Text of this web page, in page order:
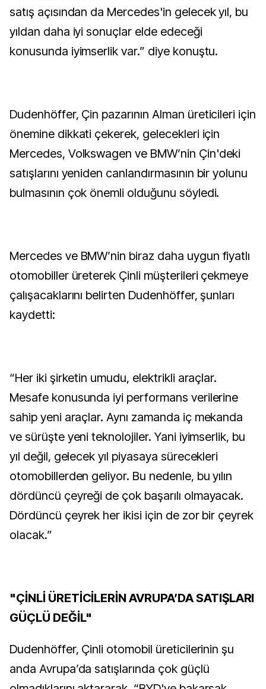
satış açısından da Mercedes'in gelecek yıl, bu
yıldan daha iyi sonuçlar elde edeceği
konusunda iyimserlik var.” diye konuştu.
Dudenhöffer, Çin pazarının Alman üreticileri için
önemine dikkati çekerek, gelecekleri için
Mercedes, Volkswagen ve BMW’nin Çin'deki
satışlarını yeniden canlandırmasının bir yolunu
bulmasının çok önemli olduğunu söyledi.
Mercedes ve BMW’nin biraz daha uygun fiyatlı
otomobiller üreterek Çinli müşterileri çekmeye
çalışacaklarını belirten Dudenhöffer, şunları
kaydetti:
“Her iki şirketin umudu, elektrikli araçlar.
Mesafe konusunda iyi performans verilerine
sahip yeni araçlar. Aynı zamanda iç mekanda
ve sürüşte yeni teknolojiler. Yani iyimserlik, bu
yıl değil, gelecek yıl piyasaya sürecekleri
otomobillerden geliyor. Bu nedenle, bu yılın
dördüncü çeyreği de çok başarılı olmayacak.
Dördüncü çeyrek her ikisi için de zor bir çeyrek
olacak.”
"ÇİNLİ ÜRETİCİLERİN AVRUPA’DA SATIŞLARI
GÜÇLÜ DEĞİL"
Dudenhöffer, Çinli otomobil üreticilerinin şu
anda Avrupa’da satışlarında çok güçlü